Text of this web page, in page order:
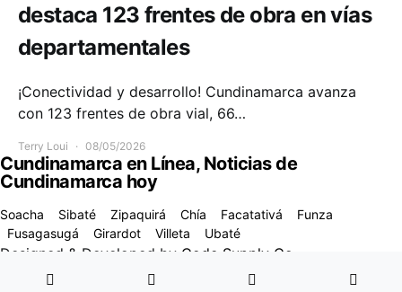
destaca 123 frentes de obra en vías
departamentales
¡Conectividad y desarrollo! Cundinamarca avanza
con 123 frentes de obra vial, 66…
Terry Loui 08/05/2026
Cundinamarca en Línea, Noticias de
Cundinamarca hoy
Soacha Sibaté Zipaquirá Chía Facatativá
Funza
Fusagasugá
Girardot Villeta Ubaté
Designed & Developed by Code Supply Co.